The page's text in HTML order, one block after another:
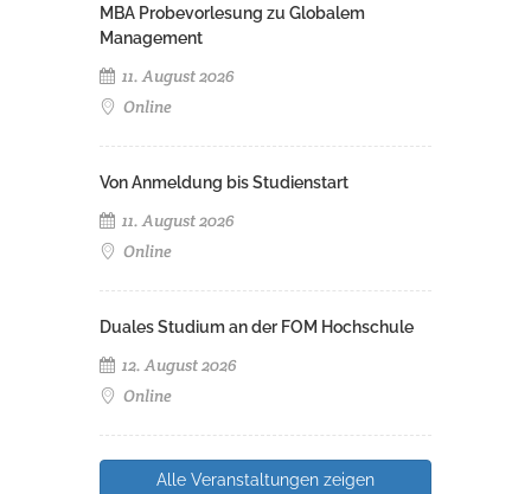
MBA Probevorlesung zu Globalem
Management
11. August 2026
Online
Von Anmeldung bis Studienstart
11. August 2026
Online
Duales Studium an der FOM Hochschule
12. August 2026
Online
Alle Veranstaltungen zeigen